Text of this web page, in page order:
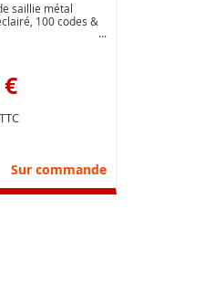
saillie métal
100 codes &
Sur commande